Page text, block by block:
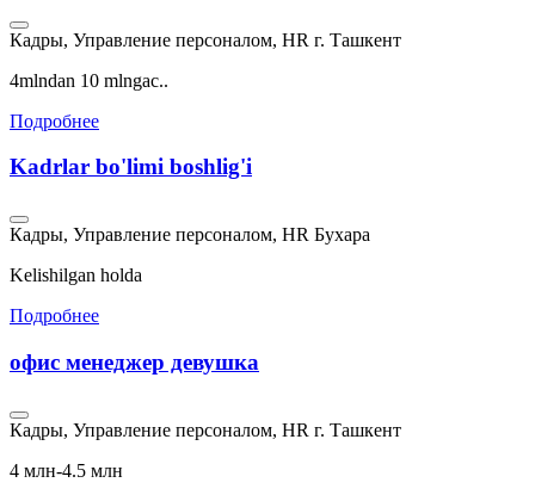
Кадры, Управление персоналом, HR г. Ташкент
4mlndan 10 mlngac..
Подробнее
Kadrlar bo'limi boshlig'i
Кадры, Управление персоналом, HR Бухара
Kelishilgan holda
Подробнее
офис менеджер девушка
Кадры, Управление персоналом, HR г. Ташкент
4 млн-4.5 млн